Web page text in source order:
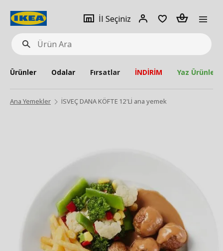
Ürün
Ara
İl Seçiniz
Giriş
Adet
Ürünler Odalar Fırsatlar İNDİRİM Yaz Ürünleri
Ana Yemekler İSVEÇ DANA KÖFTE 12'Lİ ana yemek